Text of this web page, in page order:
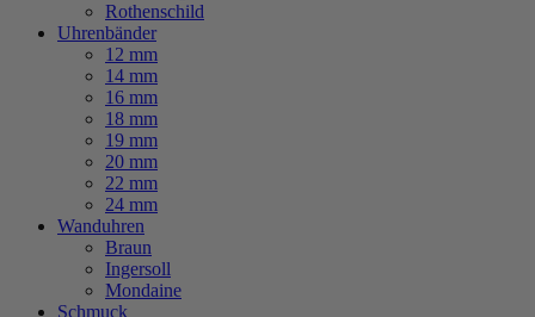
Rothenschild
Uhrenbänder
12 mm
14 mm
16 mm
18 mm
19 mm
20 mm
22 mm
24 mm
Wanduhren
Braun
Ingersoll
Mondaine
Schmuck